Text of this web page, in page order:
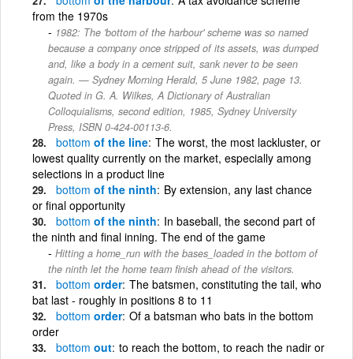
from the 1970s
1982: The 'bottom of the harbour' scheme was so named
because a company once stripped of its assets, was dumped
and, like a body in a cement suit, sank never to be seen
again. — Sydney Morning Herald, 5 June 1982, page 13.
Quoted in G. A. Wilkes, A Dictionary of Australian
Colloquialisms, second edition, 1985, Sydney University
Press, ISBN 0-424-00113-6.
bottom of the line The worst, the most lackluster, or
lowest quality currently on the market, especially among
selections in a product line
bottom of the ninth By extension, any last chance
or final opportunity
bottom of the ninth In baseball, the second part of
the ninth and final inning. The end of the game
Hitting a home_run with the bases_loaded in the bottom of
the ninth let the home team finish ahead of the visitors.
bottom order The batsmen, constituting the tail, who
bat last - roughly in positions 8 to 11
bottom order Of a batsman who bats in the bottom
order
bottom out to reach the bottom, to reach the nadir or